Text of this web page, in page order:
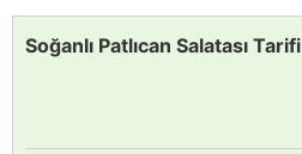
Soğanlı Patlıcan Salatası Tarifi